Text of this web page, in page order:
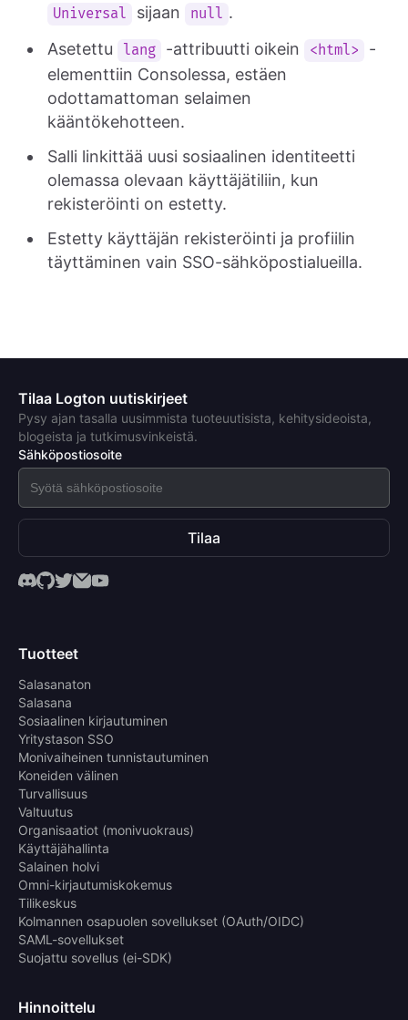
Universal sijaan null .
Asetettu
lang -attribuutti oikein <html>
-
elementtiin Consolessa, estäen
odottamattoman selaimen
kääntökehotteen.
Salli linkittää uusi sosiaalinen identiteetti
olemassa olevaan käyttäjätiliin, kun
rekisteröinti on estetty.
Estetty käyttäjän rekisteröinti ja profiilin
täyttäminen vain SSO-sähköpostialueilla.
Tilaa Logton uutiskirjeet
Pysy ajan tasalla uusimmista tuoteuutisista, kehitysideoista,
blogeista ja tutkimusvinkeistä.
Sähköpostiosoite
Tilaa
Tuotteet
Salasanaton
Salasana
Sosiaalinen kirjautuminen
Yritystason SSO
Monivaiheinen tunnistautuminen
Koneiden välinen
Turvallisuus
Valtuutus
Organisaatiot (monivuokraus)
Käyttäjähallinta
Salainen holvi
Omni-kirjautumiskokemus
Tilikeskus
Kolmannen osapuolen sovellukset (OAuth/OIDC)
SAML-sovellukset
Suojattu sovellus (ei-SDK)
Hinnoittelu